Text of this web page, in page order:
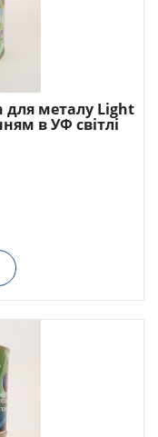
для металу Light
в УФ світлі